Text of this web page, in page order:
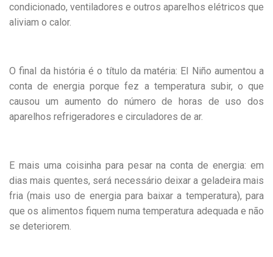
condicionado, ventiladores e outros aparelhos elétricos que
aliviam o calor.
O final da história é o título da matéria: El Niño aumentou a
conta de energia porque fez a temperatura subir, o que
causou um aumento do número de horas de uso dos
aparelhos refrigeradores e circuladores de ar.
E mais uma coisinha para pesar na conta de energia: em
dias mais quentes, será necessário deixar a geladeira mais
fria (mais uso de energia para baixar a temperatura), para
que os alimentos fiquem numa temperatura adequada e não
se deteriorem.